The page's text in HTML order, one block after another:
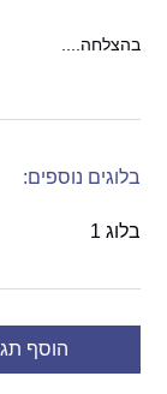
בהצלחה....
בלוגים נוספים:
בלוג 1
הוסף